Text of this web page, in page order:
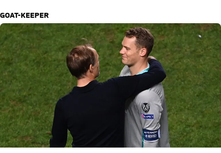
GOAT-KEEPER